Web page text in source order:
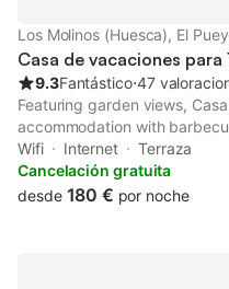
Los Molinos (Huesca), El
Casa de vacaciones para
9.3Fantástico⋅47
Featuring garden views,
accommodation with
km from Dag Shang Kagyu.
balcony, free private parking
Wifi Internet
Terraza
Cancelación gratuita
desde 180 € por noche